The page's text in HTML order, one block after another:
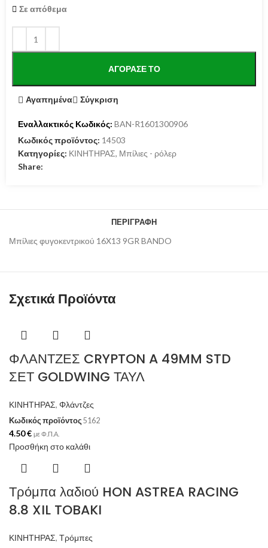
Σε απόθεμα
ΑΓΌΡΑΣΕ ΤΟ
Αγαπημένα Σύγκριση
Εναλλακτικός Κωδικός: BAN-R1601300906
Κωδικός προϊόντος: 14503
Κατηγορίες: ΚΙΝΗΤΗΡΑΣ, Μπίλιες - ρόλερ
Share:
ΠΕΡΙΓΡΑΦΉ
Μπίλιες φυγοκεντρικού 16X13 9GR BANDO
Σχετικά Προϊόντα
ΦΛΑΝΤΖΕΣ CRYPTON A 49MM STD
ΣΕΤ GOLDWING ΤΑΥΛ
ΚΙΝΗΤΗΡΑΣ, Φλάντζες
Κωδικός προϊόντος 5162
4.50€ με Φ.Π.Α.
Προσθήκη στο καλάθι
Τρόμπα λαδιού HON ASTREA RACING
8.8 XIL TOBAKI
ΚΙΝΗΤΗΡΑΣ, Τρόμπες